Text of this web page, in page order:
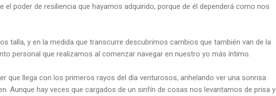
poder de resiliencia que hayamos adquirido, porque de él dependerá como nos
talla, y en la medida que transcurre descubrimos cambios que también van de la
personal que realizamos al comenzar navegar en nuestro yo más íntimo.
que llega con los primeros rayos del día venturosos, anhelando ver una sonrisa
Aunque hay veces que cargados de un sinfín de cosas nos levantamos de prisa y